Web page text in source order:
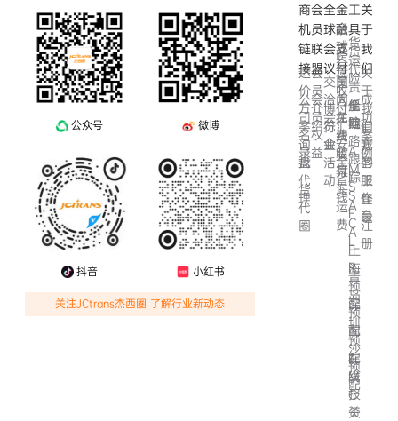
公众号 微博
抖音 小红书
关注JCtrans杰西圈 了解行业新动态
商
机
链
接
运
价
方
案
公
司
名
录
询
盘
找
代
理
货
代
圈
会
员
联
盟
会
员
介
绍
会
员
权
益
全
球
会
议
交
洽
会
博
览
会
行
业
活
动
金
融
支
付
全
球
会
员
间
免
费
结
算
跨
境
收
付
汇
安
全
省
钱
国
内
在
线
收
付
海
运
费
工
具
货
运
险
货
代
责
任
险
船
期
全
链
路
跟
踪
A
M
S
I
S
F
A
C
L
A
F
R
上
海
预
配
青
岛
预
配
深
圳
预
配
南
沙
预
配
在
线
报
关
F
M
C
资
关
于
我
们
关
于
我
们
成
功
案
例
官
方
客
服
我
的
工
作
台
登
录
注
册